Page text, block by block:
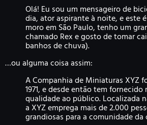
Olá! Eu sou um mensageiro de
dia, ator aspirante à noite, e este
moro em São Paulo, tenho um
chamado Rex e gosto de tomar
banhos de chuva).
…ou alguma coisa assim:
A Companhia de Miniaturas XYZ
1971, e desde então tem
qualidade ao público. Localizada
a XYZ emprega mais de 2.000
grandiosas para a comunidade da